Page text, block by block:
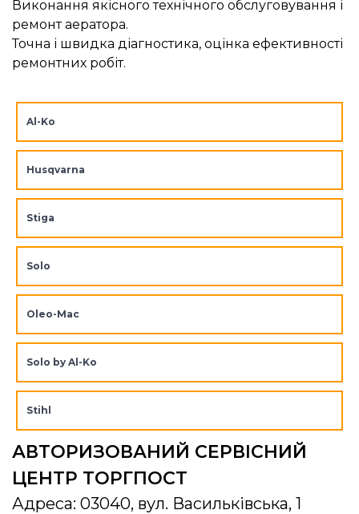
Виконання якісного технічного обслуговування і
ремонт аератора.
Точна і швидка діагностика, оцінка ефективності
ремонтних робіт.
Al-Ko
Husqvarna
Stiga
Solo
Oleo-Mac
Solo by Al-Ko
Stihl
АВТОРИЗОВАНИЙ СЕРВІСНИЙ
ЦЕНТР ТОРГПОСТ
Адреса: 03040, вул. Васильківська, 1